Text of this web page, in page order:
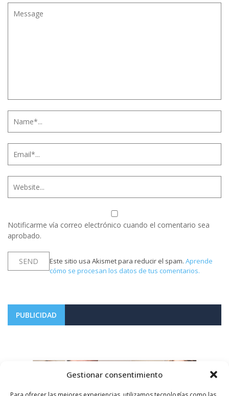
Gestionar consentimiento
Notificarme vía correo electrónico cuando el comentario sea
aprobado.
Este sitio usa Akismet para reducir el spam. Aprende
cómo se procesan los datos de tus comentarios.
PUBLICIDAD